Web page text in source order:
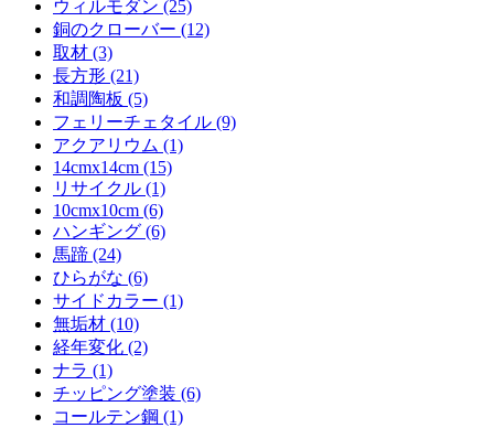
ウィルモダン (25)
銅のクローバー (12)
取材 (3)
長方形 (21)
和調陶板 (5)
フェリーチェタイル (9)
アクアリウム (1)
14cmx14cm (15)
リサイクル (1)
10cmx10cm (6)
ハンギング (6)
馬蹄 (24)
ひらがな (6)
サイドカラー (1)
無垢材 (10)
経年変化 (2)
ナラ (1)
チッピング塗装 (6)
コールテン鋼 (1)